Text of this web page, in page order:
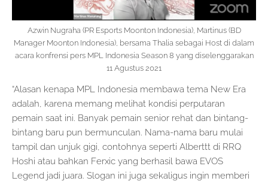
Azwin Nugraha (PR Esports Moonton Indonesia), Martinus (BD
Manager Moonton Indonesia), bersama Thalia sebagai Host di dalam
acara konfrensi pers MPL Indonesia Season 8 yang diselenggarakan
11 Agustus 2021
“Alasan kenapa MPL Indonesia membawa tema New Era
adalah, karena memang melihat kondisi perputaran
pemain saat ini. Banyak pemain senior rehat dan bintang-
bintang baru pun bermunculan. Nama-nama baru mulai
tampil dan unjuk gigi, contohnya seperti Alberttt di RRQ
Hoshi atau bahkan Ferxic yang berhasil bawa EVOS
Legend jadi juara. Slogan ini juga sekaligus ingin memberi